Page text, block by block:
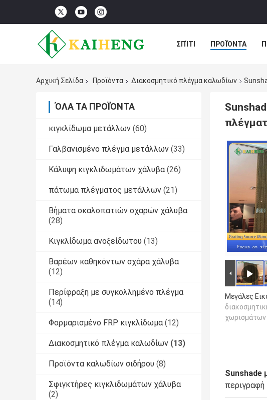
ΣΠΊΤΙ ΠΡΟΪΌΝΤΑ
Αρχική Σελίδα
Προϊόντα Διακοσμητικό πλέγμα καλωδίων
ΌΛΑ ΤΑ ΠΡΟΪΌΝΤΑ
κιγκλίδωμα μετάλλων (60)
Γαλβανισμένο πλέγμα μετάλλων (33)
Κάλυψη κιγκλιδωμάτων χάλυβα (26)
πάτωμα πλέγματος μετάλλων (21)
Βήματα σκαλοπατιών σχαρών χάλυβα
(28)
Κιγκλίδωμα ανοξείδωτου (13)
Βαρέων καθηκόντων σχάρα χάλυβα
(12)
Περίφραξη με συγκολλημένο πλέγμα
(14)
Φορμαρισμένο FRP κιγκλίδωμα (12)
Διακοσμητικό πλέγμα καλωδίων (13)
Προϊόντα καλωδίων σιδήρου (8)
Σφιγκτήρες κιγκλιδωμάτων χάλυβα
(2)
Μεγάλες
Sunshade
περιγραφή